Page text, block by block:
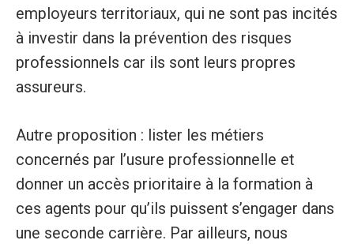
employeurs territoriaux, qui ne sont pas incités
à investir dans la prévention des risques
professionnels car ils sont leurs propres
assureurs.
Autre proposition : lister les métiers
concernés par l’usure professionnelle et
donner un accès prioritaire à la formation à
ces agents pour qu’ils puissent s’engager dans
une seconde carrière. Par ailleurs, nous